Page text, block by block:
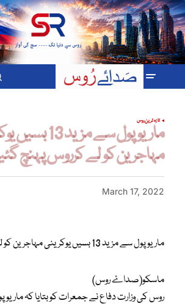
تازہ ترینروس
ماریوپول سے مزید
مہاجرین کو لے کرروس پہنچ
March 17, 2022
ماریوپول سے مزید 13 بسیں یوکرینی مہاجرین کو لے کرروس پہنچ گئیں
ماسکو(صداۓ روس)